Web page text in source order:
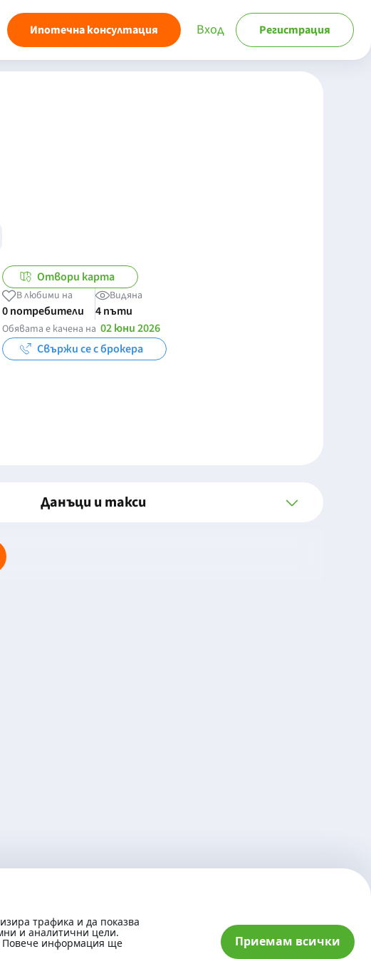
трафика и да показва
и аналитични цели.
Повече информация ще Приемам всички
Ипотечна консултация Вход Регистрация
Отвори карта
В любими на
0 потребители
Видяна
4 пъти
Обявата е качена на 02 юни 2026
Свържи се с брокера
Данъци и такси
© 2026 „Банка ДСК“ АД